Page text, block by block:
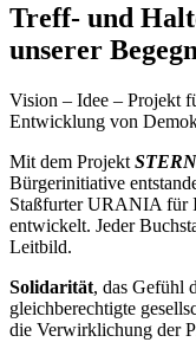
Treff- und
unserer
Vision – Idee – Projekt
Entwicklung von
Mit dem Projekt
Bürgerinitiative
Staßfurter URANIA für
entwickelt. Jeder
Leitbild.
Solidarität, das Gefühl
gleichberechtigte
die Verwirklichung der